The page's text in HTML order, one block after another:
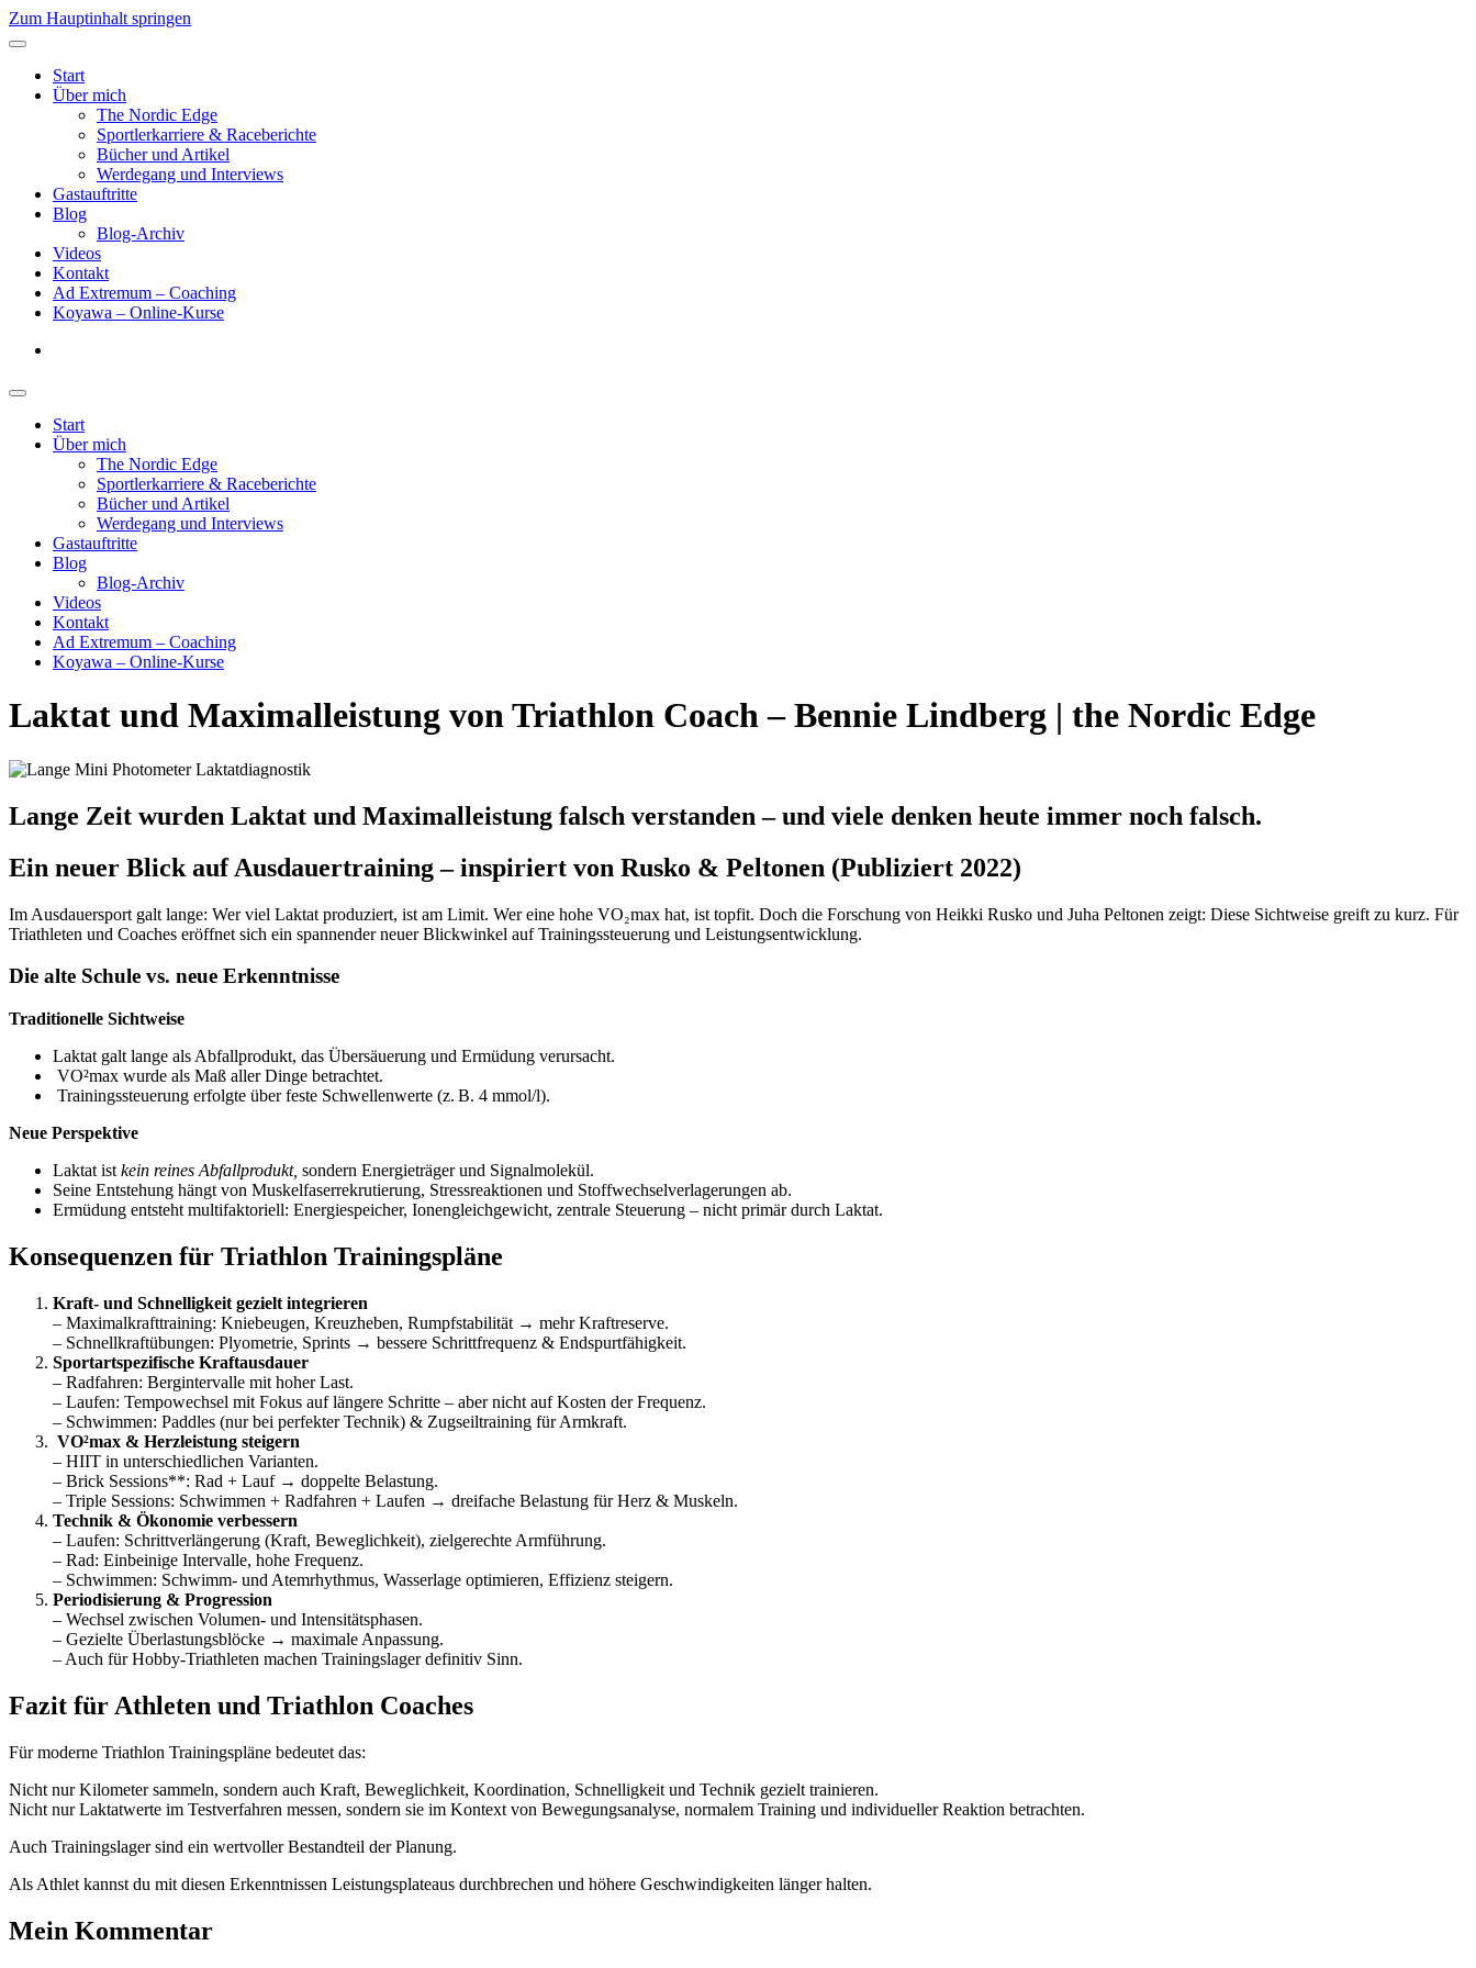
Zum Hauptinhalt springen
Start
Über mich
The Nordic Edge
Sportlerkarriere & Raceberichte
Bücher und Artikel
Werdegang und Interviews
Gastauftritte
Blog
Blog-Archiv
Videos
Kontakt
Ad Extremum – Coaching
Koyawa – Online-Kurse
Start
Über mich
The Nordic Edge
Sportlerkarriere & Raceberichte
Bücher und Artikel
Werdegang und Interviews
Gastauftritte
Blog
Blog-Archiv
Videos
Kontakt
Ad Extremum – Coaching
Koyawa – Online-Kurse
Laktat und Maximalleistung von Triathlon Coach – Bennie Lindberg | the Nordic Edge
Lange Zeit wurden Laktat und Maximalleistung falsch verstanden – und viele denken heute immer noch falsch.
Ein neuer Blick auf Ausdauertraining – inspiriert von Rusko & Peltonen (Publiziert 2022)
Im Ausdauersport galt lange: Wer viel Laktat produziert, ist am Limit. Wer eine hohe VO₂max hat, ist topfit. Doch die Forschung von Heikki Rusko und Juha Peltonen zeigt: Diese Sichtweise greift zu kurz. Für
Triathleten und Coaches eröffnet sich ein spannender neuer Blickwinkel auf Trainingssteuerung und Leistungsentwicklung.
Die alte Schule vs. neue Erkenntnisse
Traditionelle Sichtweise
Laktat galt lange als Abfallprodukt, das Übersäuerung und Ermüdung verursacht.
VO²max wurde als Maß aller Dinge betrachtet.
Trainingssteuerung erfolgte über feste Schwellenwerte (z. B. 4 mmol/l).
Neue Perspektive
Laktat ist kein reines Abfallprodukt, sondern Energieträger und Signalmolekül.
Seine Entstehung hängt von Muskelfaserrekrutierung, Stressreaktionen und Stoffwechselverlagerungen ab.
Ermüdung entsteht multifaktoriell: Energiespeicher, Ionengleichgewicht, zentrale Steuerung – nicht primär durch Laktat.
Konsequenzen für Triathlon Trainingspläne
Kraft- und Schnelligkeit gezielt integrieren
– Maximalkrafttraining: Kniebeugen, Kreuzheben, Rumpfstabilität → mehr Kraftreserve.
– Schnellkraftübungen: Plyometrie, Sprints → bessere Schrittfrequenz & Endspurtfähigkeit.
Sportartspezifische Kraftausdauer
– Radfahren: Bergintervalle mit hoher Last.
– Laufen: Tempowechsel mit Fokus auf längere Schritte – aber nicht auf Kosten der Frequenz.
– Schwimmen: Paddles (nur bei perfekter Technik) & Zugseiltraining für Armkraft.
VO²max & Herzleistung steigern
– HIIT in unterschiedlichen Varianten.
– Brick Sessions**: Rad + Lauf → doppelte Belastung.
– Triple Sessions: Schwimmen + Radfahren + Laufen → dreifache Belastung für Herz & Muskeln.
Technik & Ökonomie verbessern
– Laufen: Schrittverlängerung (Kraft, Beweglichkeit), zielgerechte Armführung.
– Rad: Einbeinige Intervalle, hohe Frequenz.
– Schwimmen: Schwimm- und Atemrhythmus, Wasserlage optimieren, Effizienz steigern.
Periodisierung & Progression
– Wechsel zwischen Volumen- und Intensitätsphasen.
– Gezielte Überlastungsblöcke → maximale Anpassung.
– Auch für Hobby-Triathleten machen Trainingslager definitiv Sinn.
Fazit für Athleten und Triathlon Coaches
Für moderne Triathlon Trainingspläne bedeutet das:
Nicht nur Kilometer sammeln, sondern auch Kraft, Beweglichkeit, Koordination, Schnelligkeit und Technik gezielt trainieren.
Nicht nur Laktatwerte im Testverfahren messen, sondern sie im Kontext von Bewegungsanalyse, normalem Training und individueller Reaktion betrachten.
Auch Trainingslager sind ein wertvoller Bestandteil der Planung.
Als Athlet kannst du mit diesen Erkenntnissen Leistungsplateaus durchbrechen und höhere Geschwindigkeiten länger halten.
Mein Kommentar